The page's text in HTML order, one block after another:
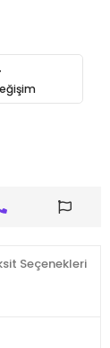
Seçenekleri